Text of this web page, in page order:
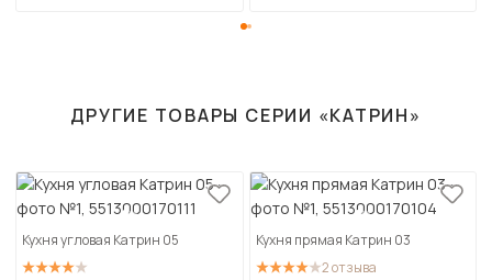
ДРУГИЕ ТОВАРЫ СЕРИИ «КАТРИН»
Кухня угловая Катрин 05
Кухня прямая Катрин 03
2 отзыва